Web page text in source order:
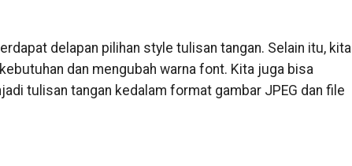
delapan pilihan style tulisan tangan. Selain itu, kita
dan mengubah warna font. Kita juga bisa
tulisan tangan kedalam format gambar JPEG dan file